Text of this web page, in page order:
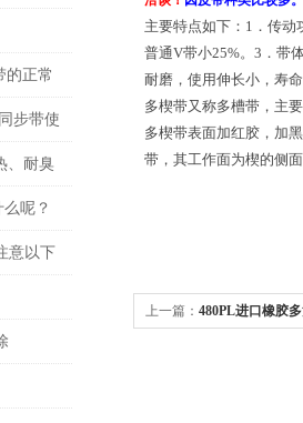
的正常
步带使
、耐臭
呢？
意以下
主要特点如下：1．传
普通V带小25%。3．带
耐磨，使用伸长小，寿
多楔带又称多槽带，主
多楔带表面加红胶，加
带，其工作面为楔的侧
上一篇： 480PL进口橡胶